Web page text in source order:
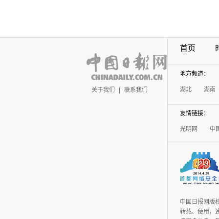
关于我们 联系我们
首页
地方频道：
湖北 湖南
友情链接：
光明网 中
中国日报网版
转载、使用，